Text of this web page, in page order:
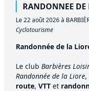
RANDONNEE DE
Le 22 août 2026 à
Cyclotourisme
Randonnée de la
Le club Barbières
Randonnée de la Liore
route, VTT et